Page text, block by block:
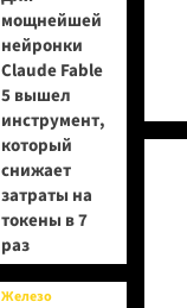
мощнейшей
нейронки
Claude Fable
5 вышел
инструмент,
который
снижает
затраты на
токены в 7
раз
Железо